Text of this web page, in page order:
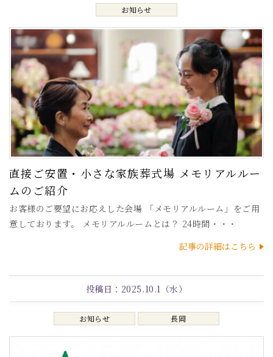
お知らせ
直接ご安置・小さな家族葬式場 メモリアルルー
ムのご紹介
お客様のご要望にお応えした会場 「メモリアルルーム」をご用
意しております。 メモリアルルームとは？ 24時間・・・
記事の詳細はこちら
お知らせ 長岡
投稿日： 2025.10.1（水）